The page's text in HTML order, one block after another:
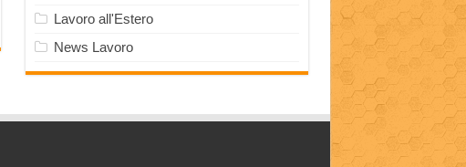
Lavoro all'Estero
News Lavoro